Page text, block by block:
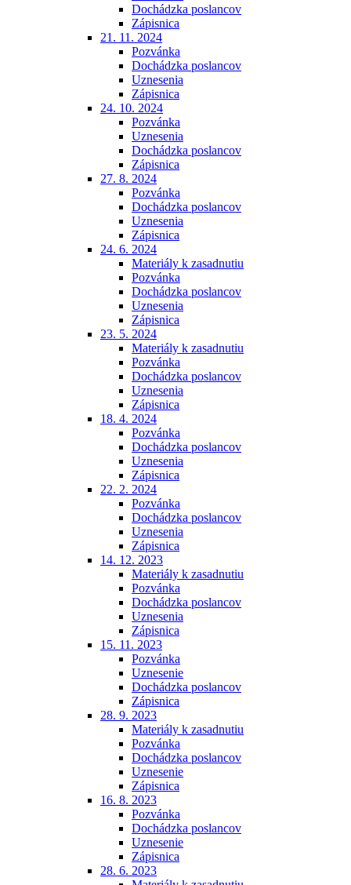
Dochádzka poslancov
Zápisnica
21. 11. 2024
Pozvánka
Dochádzka poslancov
Uznesenia
Zápisnica
24. 10. 2024
Pozvánka
Uznesenia
Dochádzka poslancov
Zápisnica
27. 8. 2024
Pozvánka
Dochádzka poslancov
Uznesenia
Zápisnica
24. 6. 2024
Materiály k zasadnutiu
Pozvánka
Dochádzka poslancov
Uznesenia
Zápisnica
23. 5. 2024
Materiály k zasadnutiu
Pozvánka
Dochádzka poslancov
Uznesenia
Zápisnica
18. 4. 2024
Pozvánka
Dochádzka poslancov
Uznesenia
Zápisnica
22. 2. 2024
Pozvánka
Dochádzka poslancov
Uznesenia
Zápisnica
14. 12. 2023
Materiály k zasadnutiu
Pozvánka
Dochádzka poslancov
Uznesenia
Zápisnica
15. 11. 2023
Pozvánka
Uznesenie
Dochádzka poslancov
Zápisnica
28. 9. 2023
Materiály k zasadnutiu
Pozvánka
Dochádzka poslancov
Uznesenie
Zápisnica
16. 8. 2023
Pozvánka
Dochádzka poslancov
Uznesenie
Zápisnica
28. 6. 2023